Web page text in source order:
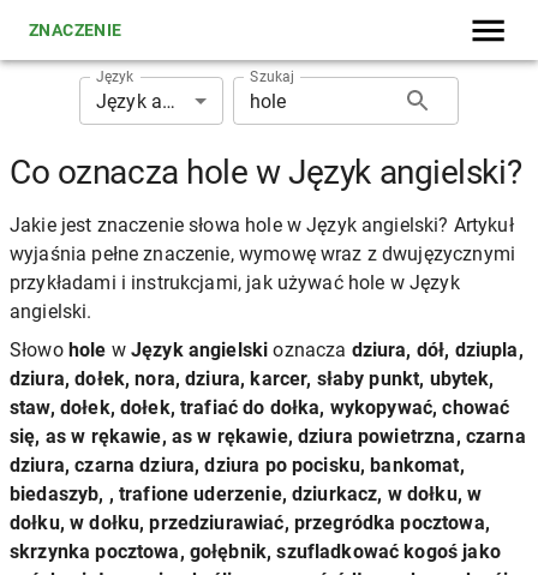
ZNACZENIE
Język
Język angielski
Szukaj
Co oznacza hole w Język angielski?
Jakie jest znaczenie słowa hole w Język angielski? Artykuł
wyjaśnia pełne znaczenie, wymowę wraz z dwujęzycznymi
przykładami i instrukcjami, jak używać hole w Język
angielski.
Słowo hole w Język angielski oznacza dziura, dół, dziupla,
dziura, dołek, nora, dziura, karcer, słaby punkt, ubytek,
staw, dołek, dołek, trafiać do dołka, wykopywać, chować
się, as w rękawie, as w rękawie, dziura powietrzna, czarna
dziura, czarna dziura, dziura po pocisku, bankomat,
biedaszyb, , trafione uderzenie, dziurkacz, w dołku, w
dołku, w dołku, przedziurawiać, przegródka pocztowa,
skrzynka pocztowa, gołębnik, szufladkować kogoś jako